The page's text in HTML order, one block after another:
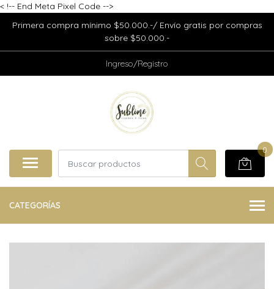
< !-- End Meta Pixel Code -->
Primera compra mínimo $50.000.-/ Envío gratis por compras
sobre $50.000.-
Ingreso/Registro
0
CATEGORÍAS